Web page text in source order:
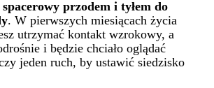
przodem i tyłem do
. W pierwszych miesiącach życia
utrzymać kontakt wzrokowy, a
i będzie chciało oglądać
jeden ruch, by ustawić siedzisko